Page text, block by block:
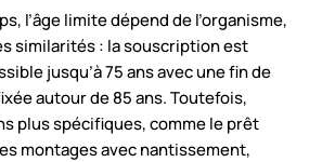
l’âge limite dépend de l’organisme,
similarités : la souscription est
jusqu’à 75 ans avec une fin de
autour de 85 ans. Toutefois,
plus spécifiques, comme le prêt
montages avec nantissement,